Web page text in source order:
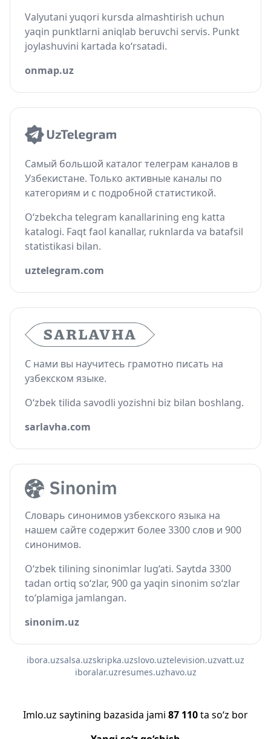
Valyutani yuqori kursda almashtirish uchun
yaqin punktlarni aniqlab beruvchi servis. Punkt
joylashuvini kartada ko‘rsatadi.
onmap.uz
Самый большой каталог телеграм каналов в
Узбекистане. Только активные каналы по
категориям и с подробной статистикой.
O‘zbekcha telegram kanallarining eng katta
katalogi. Faqt faol kanallar, ruknlarda va batafsil
statistikasi bilan.
uztelegram.com
С нами вы научитесь грамотно писать на
узбекском языке.
O‘zbek tilida savodli yozishni biz bilan boshlang.
sarlavha.com
Словарь синонимов узбекского языка на
нашем сайте содержит более 3300 слов и 900
синонимов.
O‘zbek tilining sinonimlar lug‘ati. Saytda 3300
tadan ortiq so‘zlar, 900 ga yaqin sinonim so‘zlar
to‘plamiga jamlangan.
sinonim.uz
ibora.uzsalsa.uzskripka.uzslovo.uztelevision.uzvatt.uz
iboralar.uzresumes.uzhavo.uz
Imlo.uz saytining bazasida jami 87 110ta so‘z bor